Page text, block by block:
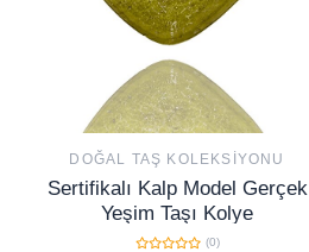
DOĞAL TAŞ KOLEKSIYONU
Sertifikalı Kalp Model Gerçek
Yeşim Taşı Kolye
(0)